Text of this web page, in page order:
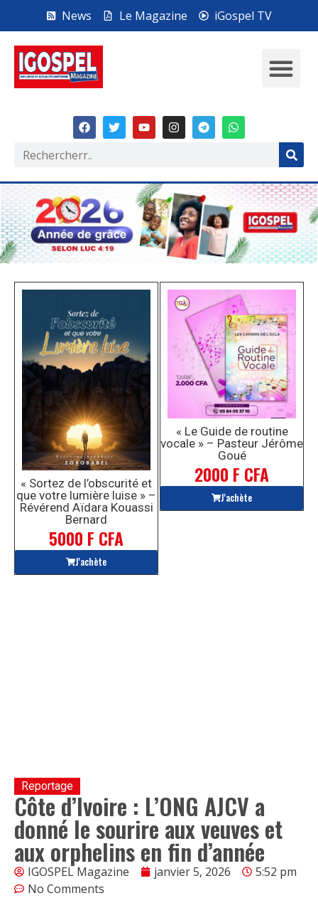
News Le Magazine iGospel TV
« Sortez de l’obscurité et
que votre lumière luise » –
Révérend Aïdara Kouassi
Bernard
5000 F CFA
J'achète
« Le Guide de routine
vocale » – Pasteur Jérôme
Goué
2000 F CFA
J'achète
Reportage
Côte d’Ivoire : L’ONG AJCV a
donné le sourire aux veuves et
aux orphelins en fin d’année
IGOSPEL Magazine janvier 5, 2026
5:52 pm
No Comments